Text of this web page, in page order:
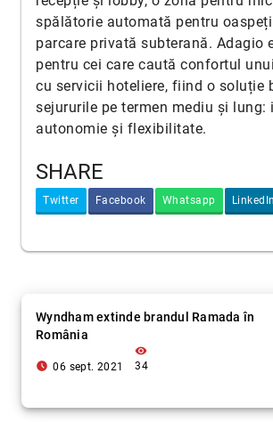
spălătorie automată pentru
parcare privată subterană. Adagio
pentru cei care caută confortul
cu servicii hoteliere, fiind o soluție
sejururile pe termen mediu și lung:
autonomie și flexibilitate.
SHARE
Twitter Facebook Whatsapp LinkedIn
Wyndham extinde brandul Ramada în
România
access_time_filled 06 sept. 2021
visibility
34